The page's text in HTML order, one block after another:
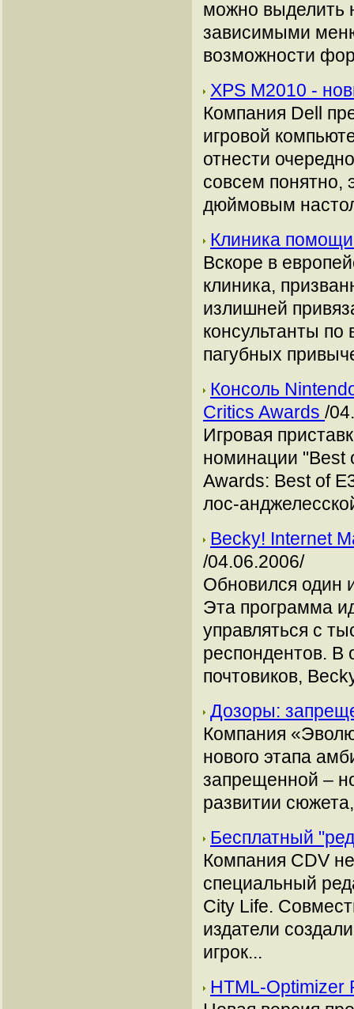
можно выделить
зависимыми
возможности
XPS M2010 -
Компания Dell
игровой
отнести
совсем понятно,
дюймовым
Клиника
Вскоре в
клиника,
излишней
консультанты
пагубных
Консоль
Critics Awards /
Игровая
номинации "Best
Awards: Best of
лос-
Becky! Internet
/04.06.2006/
Обновился один
Эта программа
управляться с
респондентов. В
почтовиков,
Дозоры:
Компания
нового этапа
запрещенной –
развитии
Бесплатный
Компания CDV
специальный
City Life.
издатели
игрок...
HTML-Optimizer